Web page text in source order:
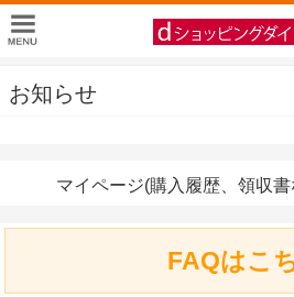
お知らせ
マイページ(購入履歴、領収書
FAQはこ